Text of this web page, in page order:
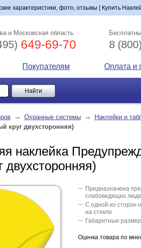
характеристики, фото, отзывы | Купить
и Московская область
649-69-70 8 (800)
Покупателям Оплата и
→ Охранные системы → Наклейки и
круг двухсторонняя)
наклейка
Предназначена
слабовидящих
С одной из сторон
на стекло
Габаритные
Оценка товара по